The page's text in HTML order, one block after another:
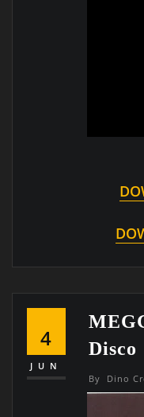
4
JUN
Disco
By Dino